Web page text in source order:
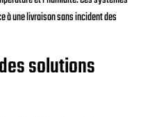
une livraison sans incident des
solutions